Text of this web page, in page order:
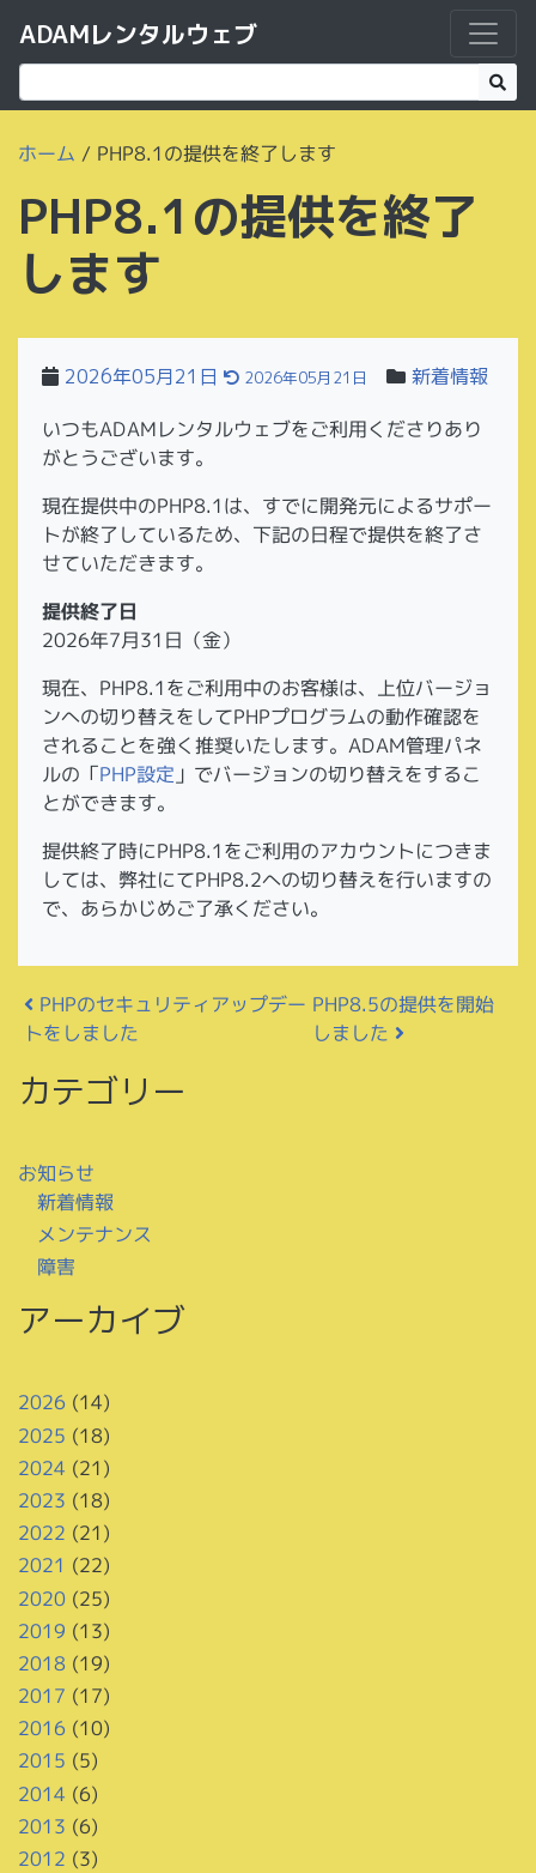
ADAMレンタルウェブ
ホーム / PHP8.1の提供を終了します
PHP8.1の提供を終了
します
2026年05月21日 2026年05月21日 新着情報
いつもADAMレンタルウェブをご利用くださりあり
がとうございます。
現在提供中のPHP8.1は、すでに開発元によるサポー
トが終了しているため、下記の日程で提供を終了さ
せていただきます。
提供終了日
2026年7月31日（金）
現在、PHP8.1をご利用中のお客様は、上位バージョ
ンへの切り替えをしてPHPプログラムの動作確認を
されることを強く推奨いたします。ADAM管理パネ
ルの「PHP設定 」でバージョンの切り替えをするこ
とができます。
提供終了時にPHP8.1をご利用のアカウントにつきま
しては、弊社にてPHP8.2への切り替えを行いますの
で、あらかじめご了承ください。
投稿ナビゲーション
PHPのセキュリティアップデー
トをしました
PHP8.5の提供を開始
しました
カテゴリー
お知らせ
新着情報
メンテナンス
障害
アーカイブ
2026 (14)
2025 (18)
2024 (21)
2023 (18)
2022 (21)
2021 (22)
2020(25)
2019 (13)
2018 (19)
2017 (17)
2016 (10)
2015 (5)
2014 (6)
2013 (6)
2012 (3)